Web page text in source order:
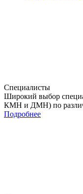
Специалисты
Широкий выбор
КМН и ДМН) по
Подробнее